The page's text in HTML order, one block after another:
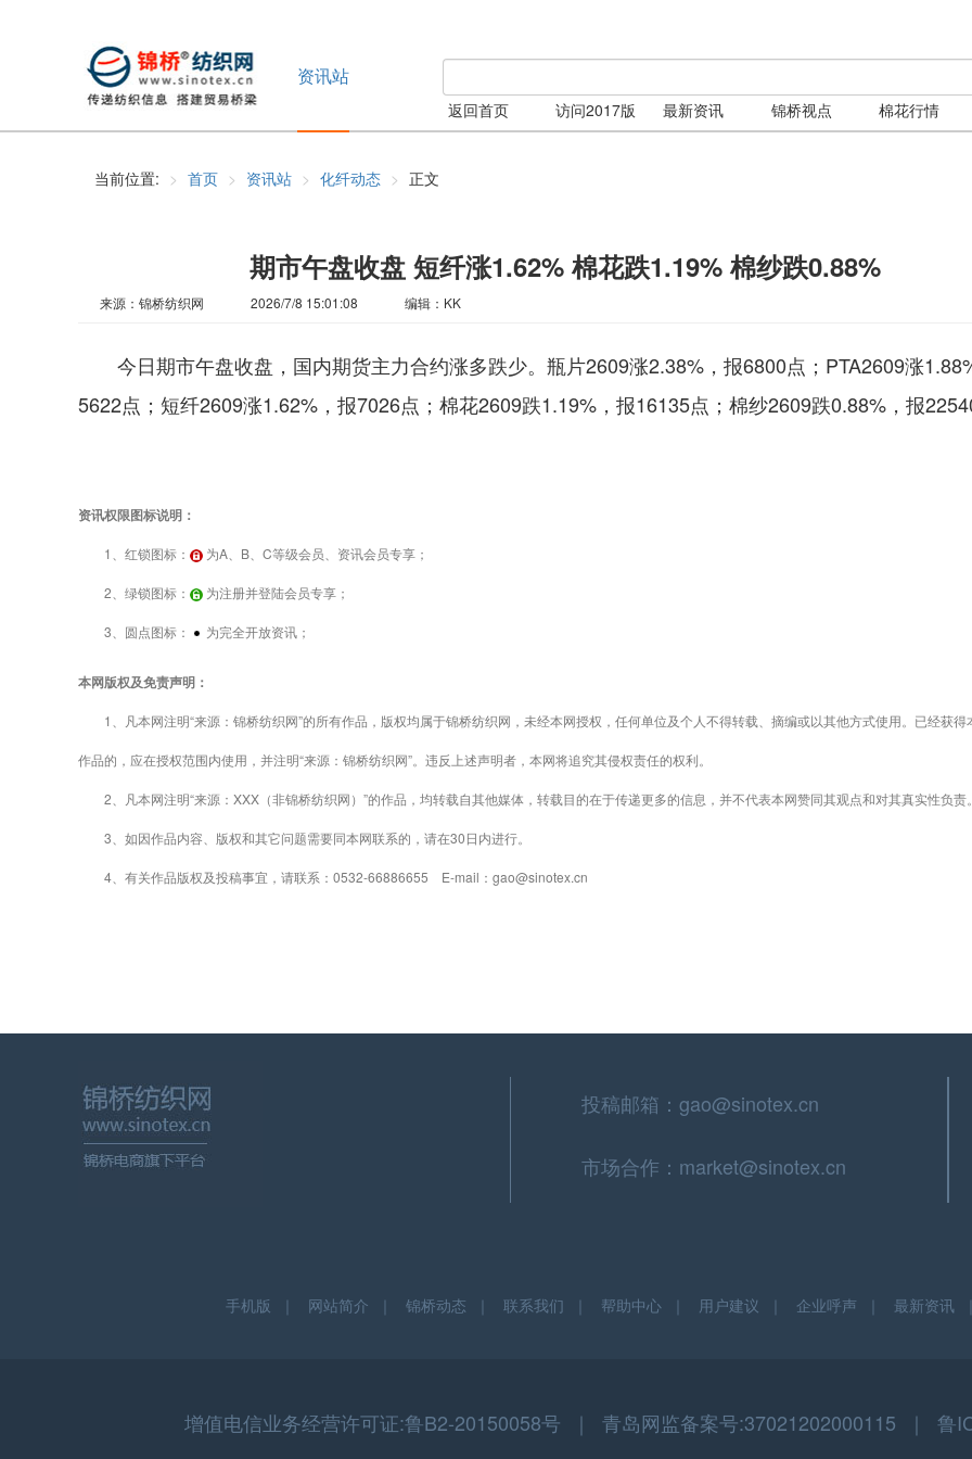
资讯站
返回首页 访问2017版 最新资讯 锦桥视点 棉花行情
当前位置: 首页 资讯站 化纤动态 正文
期市午盘收盘 短纤涨1.62% 棉花跌1.19% 棉纱跌0.88%
来源：锦桥纺织网 2026/7/8 15:01:08 编辑：KK
今日期市午盘收盘，国内期货主力合约涨多跌少。瓶片2609涨2.38%，报6800点；PTA2609涨
5622点；短纤2609涨1.62%，报7026点；棉花2609跌1.19%，报16135点；棉纱2609跌0.88%，报
资讯权限图标说明：
1、红锁图标： 为A、B、C等级会员、资讯会员专享；
2、绿锁图标： 为注册并登陆会员专享；
3、圆点图标： 为完全开放资讯；
本网版权及免责声明：
1、凡本网注明“来源：锦桥纺织网”的所有作品，版权均属于锦桥纺织网，未经本网授权，任何单位及个人不得转载、摘编或以其他方式使用。已经获得
作品的，应在授权范围内使用，并注明“来源：锦桥纺织网”。违反上述声明者，本网将追究其侵权责任的权利。
2、凡本网注明“来源：XXX（非锦桥纺织网）”的作品，均转载自其他媒体，转载目的在于传递更多的信息，并不代表本网赞同其观点和对其真实性负责。
3、如因作品内容、版权和其它问题需要同本网联系的，请在30日内进行。
4、有关作品版权及投稿事宜，请联系：0532-66886655 E-mail：gao@sinotex.cn
投稿邮箱：gao@sinotex.cn
市场合作：market@sinotex.cn
手机版 ｜ 网站简介 ｜ 锦桥动态 ｜ 联系我们 ｜ 帮助中心 ｜ 用户建议 ｜ 企业呼声 ｜ 最新资讯
增值电信业务经营许可证:鲁B2-20150058号 ｜ 青岛网监备案号:37021202000115 ｜ 鲁